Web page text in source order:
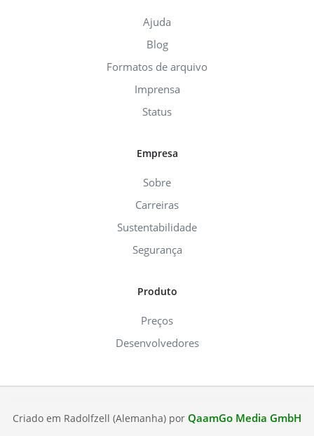
Ajuda
Blog
Formatos de arquivo
Imprensa
Status
Empresa
Sobre
Carreiras
Sustentabilidade
Segurança
Produto
Preços
Desenvolvedores
Criado em Radolfzell (Alemanha) por QaamGo Media GmbH